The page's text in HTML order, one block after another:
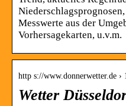
Messwerte aus der
Vorhersagekarten, u.v.m.
http s://www.donnerwetter.de ›
Wetter